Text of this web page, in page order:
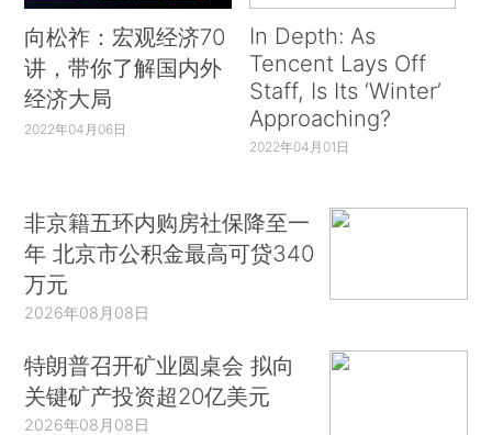
向松祚：宏观经济70
讲，带你了解国内外
经济大局
2022年04月06日
In Depth: As
Tencent Lays Off
Staff, Is Its ‘Winter’
Approaching?
2022年04月01日
非京籍五环内购房社保降至一
年 北京市公积金最高可贷340
万元
2026年08月08日
特朗普召开矿业圆桌会 拟向
关键矿产投资超20亿美元
2026年08月08日